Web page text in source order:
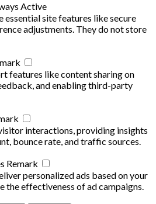
Active
essential site features like secure
adjustments. They do not store
features like content sharing on
and enabling third-party
interactions, providing insights
bounce rate, and traffic sources.
Remark
personalized ads based on your
the effectiveness of ad campaigns.